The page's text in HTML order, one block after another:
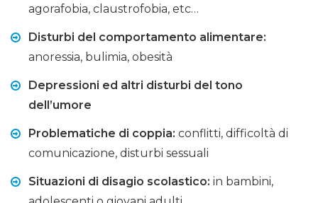
agorafobia, claustrofobia, etc…
Disturbi del comportamento alimentare:
anoressia, bulimia, obesità
Depressioni ed altri disturbi del tono
dell’umore
Problematiche di coppia: conflitti, difficoltà di
comunicazione, disturbi sessuali
Situazioni di disagio scolastico: in bambini,